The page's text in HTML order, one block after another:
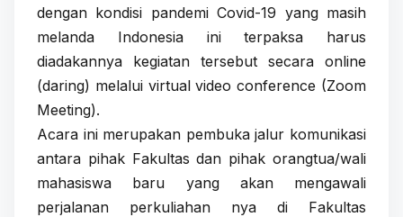
dengan kondisi pandemi Covid-19 yang masih
melanda Indonesia ini terpaksa harus
diadakannya kegiatan tersebut secara online
(daring) melalui virtual video conference (Zoom
Meeting).
Acara ini merupakan pembuka jalur komunikasi
antara pihak Fakultas dan pihak orangtua/wali
mahasiswa baru yang akan mengawali
perjalanan perkuliahan nya di Fakultas